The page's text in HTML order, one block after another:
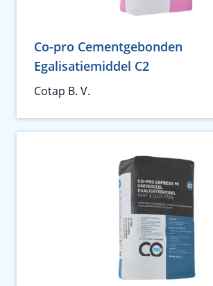
Co-pro Cementgebonden
Egalisatiemiddel C2
Cotap B. V.